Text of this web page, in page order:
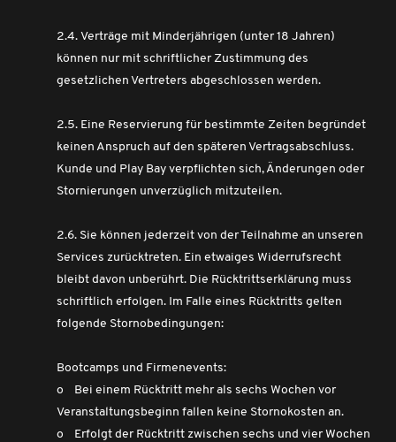
2.4. Verträge mit Minderjährigen (unter 18 Jahren)
können nur mit schriftlicher Zustimmung des
gesetzlichen Vertreters abgeschlossen werden.
2.5. Eine Reservierung für bestimmte Zeiten begründet
keinen Anspruch auf den späteren Vertragsabschluss.
Kunde und Play Bay verpflichten sich, Änderungen oder
Stornierungen unverzüglich mitzuteilen.
2.6. Sie können jederzeit von der Teilnahme an unseren
Services zurücktreten. Ein etwaiges Widerrufsrecht
bleibt davon unberührt. Die Rücktrittserklärung muss
schriftlich erfolgen. Im Falle eines Rücktritts gelten
folgende Stornobedingungen:
Bootcamps und Firmenevents:
o Bei einem Rücktritt mehr als sechs Wochen vor
Veranstaltungsbeginn fallen keine Stornokosten an.
o Erfolgt der Rücktritt zwischen sechs und vier Wochen